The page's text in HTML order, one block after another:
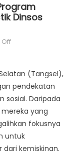
Dinsos
on
Bantuan
Hingga
Program
Pemberdayaan:
Pendekatan
Holistik
Dinsos
(Tangsel),
pendekatan
sosial. Daripada
yang
fokusnya
untuk
kemiskinan.